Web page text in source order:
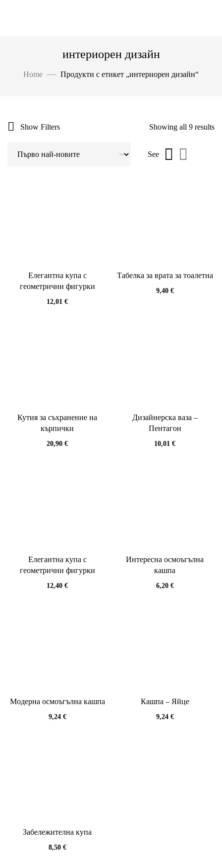
интериорен дизайн
Home Продукти с етикет „интериорен дизайн“
Show Filters Showing all 9 results
See
Елегантна купа с
геометрични фигурки
12,01 €
Табелка за врата за тоалетна
9,40 €
Кутия за съхранение на
кърпички
20,90 €
Дизайнерска ваза –
Пентагон
10,01 €
Елегантна купа с
геометрични фигурки
12,40 €
Интересна осмоъгълна
кашпа
6,20 €
Модерна осмоъгълна кашпа
9,24 €
Кашпа – Яйце
9,24 €
Забележителна купа
8,50 €